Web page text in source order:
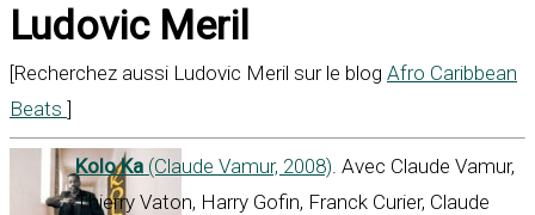
Ludovic Meril
[Recherchez aussi Ludovic Meril sur le blog Afro Caribbean
Beats ]
Kolo Ka (Claude Vamur, 2008). Avec Claude Vamur,
Thierry Vaton, Harry Gofin, Franck Curier, Claude